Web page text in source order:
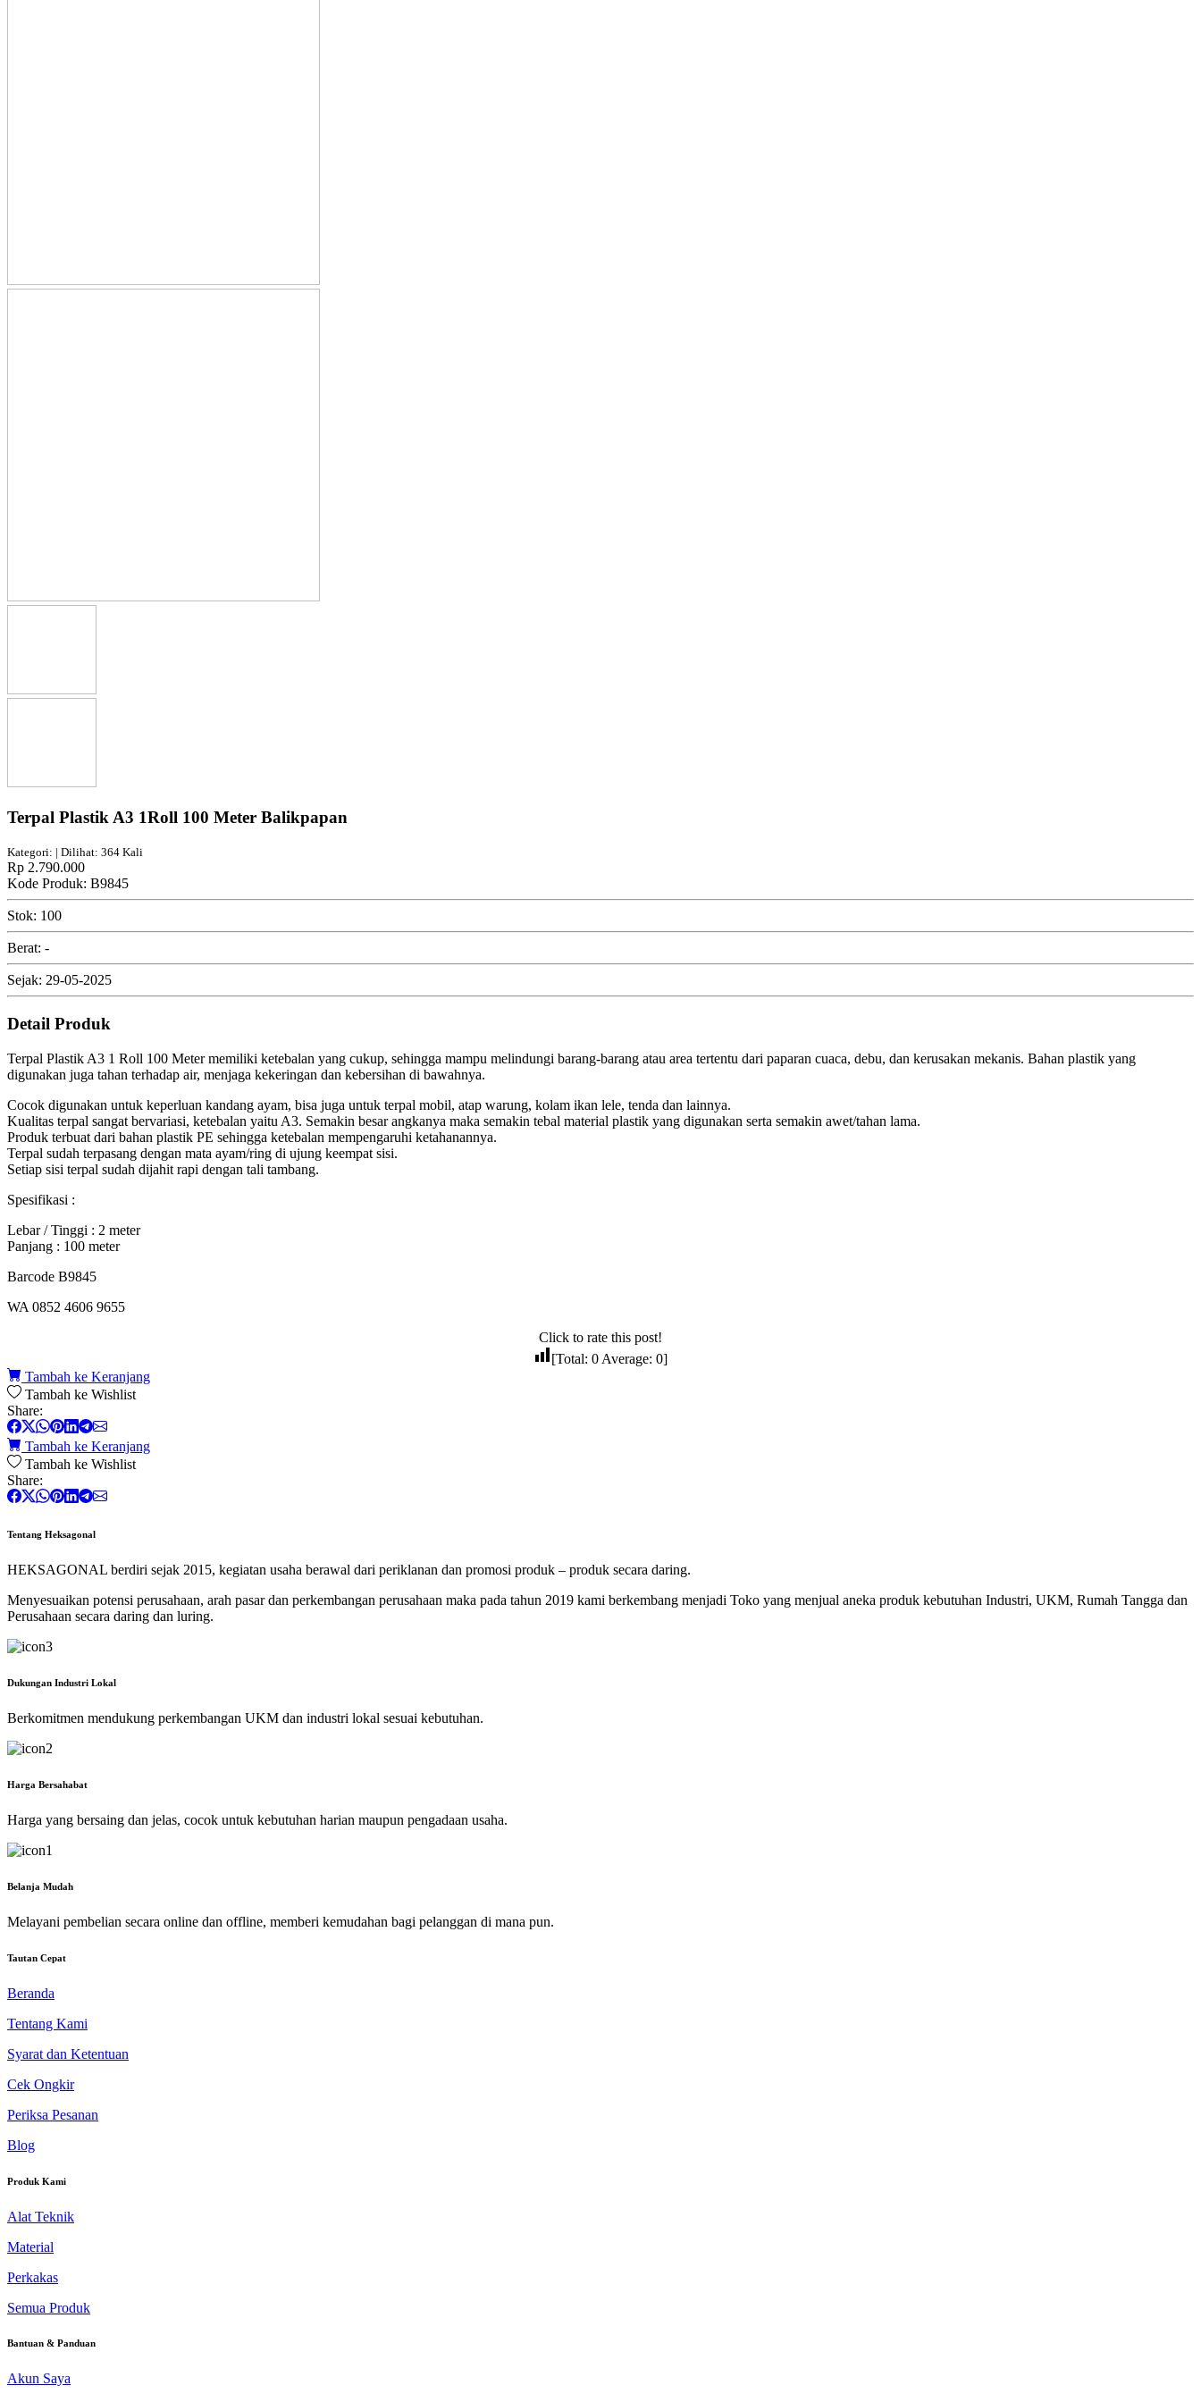
Terpal Plastik A3 1Roll 100 Meter Balikpapan
Kategori: | Dilihat: 364 Kali
Rp 2.790.000
Kode Produk: B9845
Stok: 100
Berat: -
Sejak: 29-05-2025
Detail Produk
Terpal Plastik A3 1 Roll 100 Meter memiliki ketebalan yang cukup, sehingga mampu melindungi barang-barang atau area tertentu dari paparan cuaca, debu, dan kerusakan mekanis. Bahan plastik yang
digunakan juga tahan terhadap air, menjaga kekeringan dan kebersihan di bawahnya.
Cocok digunakan untuk keperluan kandang ayam, bisa juga untuk terpal mobil, atap warung, kolam ikan lele, tenda dan lainnya.
Kualitas terpal sangat bervariasi, ketebalan yaitu A3. Semakin besar angkanya maka semakin tebal material plastik yang digunakan serta semakin awet/tahan lama.
Produk terbuat dari bahan plastik PE sehingga ketebalan mempengaruhi ketahanannya.
Terpal sudah terpasang dengan mata ayam/ring di ujung keempat sisi.
Setiap sisi terpal sudah dijahit rapi dengan tali tambang.
Spesifikasi :
Lebar / Tinggi : 2 meter
Panjang : 100 meter
Barcode B9845
WA 0852 4606 9655
Click to rate this post!
[Total: 0 Average: 0]
Tambah ke Keranjang
Tambah ke Wishlist
Share:
Tambah ke Keranjang
Tambah ke Wishlist
Share:
Tentang Heksagonal
HEKSAGONAL berdiri sejak 2015, kegiatan usaha berawal dari periklanan dan promosi produk – produk secara daring.
Menyesuaikan potensi perusahaan, arah pasar dan perkembangan perusahaan maka pada tahun 2019 kami berkembang menjadi Toko yang menjual aneka produk kebutuhan Industri, UKM, Rumah Tangga dan
Perusahaan secara daring dan luring.
Dukungan Industri Lokal
Berkomitmen mendukung perkembangan UKM dan industri lokal sesuai kebutuhan.
Harga Bersahabat
Harga yang bersaing dan jelas, cocok untuk kebutuhan harian maupun pengadaan usaha.
Belanja Mudah
Melayani pembelian secara online dan offline, memberi kemudahan bagi pelanggan di mana pun.
Tautan Cepat
Beranda
Tentang Kami
Syarat dan Ketentuan
Cek Ongkir
Periksa Pesanan
Blog
Produk Kami
Alat Teknik
Material
Perkakas
Semua Produk
Bantuan & Panduan
Akun Saya